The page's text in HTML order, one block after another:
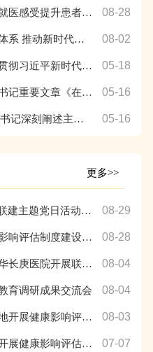
国家卫生健康委努力在改善就医感受提升患者体验上下功夫切实解决... 08-28
习近平：健全全面从严治党体系 推动新时代党的建设新的伟大工程... 08-02
各部门各单位深入开展学习贯彻习近平新时代中国特色社会主义思想... 05-18
《求是》杂志发表习近平总书记重要文章《在二十届中央政治局第四... 05-16
“三个必然要求”！ 习近平总书记深刻阐述主题教育的重大意义 05-16
更多>>
“童心向党，筑梦远航”联学联建主题党日活动暨2023年“爱在... 08-29
中国健康教育中心完成健康影响评估制度建设工作专题调研 08-28
中心第四党支部走进北京清华长庚医院开展联学联建活动 08-04
育调研成果交流会 08-04
中国健康教育中心赴辽宁等地开展健康影响评估制度建设工作调研 08-03
中国健康教育中心赴重庆市开展健康影响评估制度建设试点工作调研 07-07